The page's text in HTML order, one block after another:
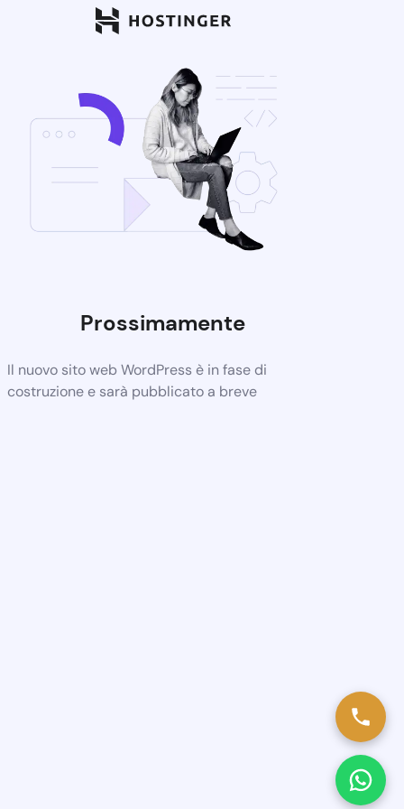
Prossimamente
Il nuovo sito web WordPress è in fase di
costruzione e sarà pubblicato a breve